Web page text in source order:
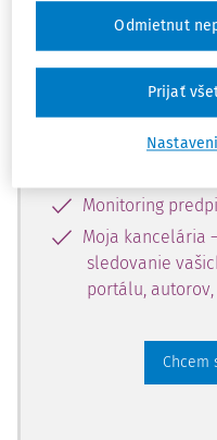
obsahu a
zdarma,
Vďaka
Monitoring
Moja kancelária
sledovanie
portálu,
Chcem
Odmietnut
Prijať